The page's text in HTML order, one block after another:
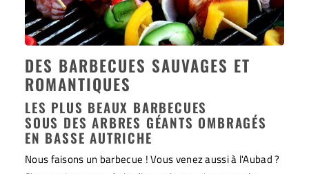
DES BARBECUES SAUVAGES ET
ROMANTIQUES
LES PLUS BEAUX BARBECUES
SOUS DES ARBRES GÉANTS OMBRAGÉS
EN BASSE AUTRICHE
Nous faisons un barbecue ! Vous venez aussi à l'Aubad ?